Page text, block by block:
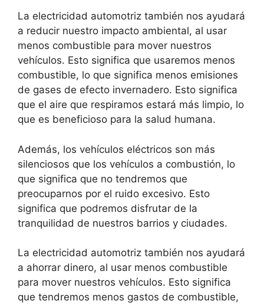
La electricidad automotriz también nos ayudará
a reducir nuestro impacto ambiental, al usar
menos combustible para mover nuestros
vehículos. Esto significa que usaremos menos
combustible, lo que significa menos emisiones
de gases de efecto invernadero. Esto significa
que el aire que respiramos estará más limpio, lo
que es beneficioso para la salud humana.
Además, los vehículos eléctricos son más
silenciosos que los vehículos a combustión, lo
que significa que no tendremos que
preocuparnos por el ruido excesivo. Esto
significa que podremos disfrutar de la
tranquilidad de nuestros barrios y ciudades.
La electricidad automotriz también nos ayudará
a ahorrar dinero, al usar menos combustible
para mover nuestros vehículos. Esto significa
que tendremos menos gastos de combustible,